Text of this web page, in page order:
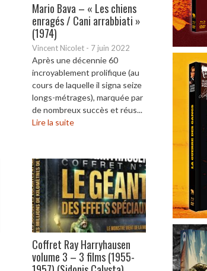
Mario Bava – « Les chiens
enragés / Cani arrabbiati »
(1974)
Vincent Nicolet - 7 juin 2022
Après une décennie 60
incroyablement prolifique (au
cours de laquelle il signa seize
longs-métrages), marquée par
de nombreux succès et réus...
Lire la suite
Coffret Ray Harryhausen
volume 3 – 3 films (1955-